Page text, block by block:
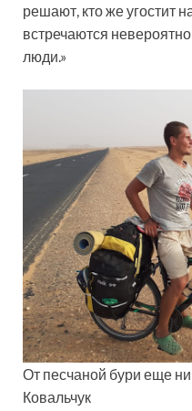
решают, кто же угостит
встречаются
люди.»
От песчаной бури еще
Ковальчук